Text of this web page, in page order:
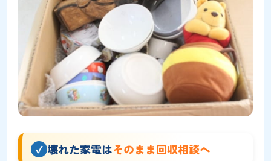
壊れた家電はそのまま回収相談へ